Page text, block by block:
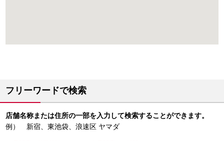
フリーワードで検索
店舗名称または住所の一部を入力して検索することができます。
例） 新宿、東池袋、浪速区 ヤマダ